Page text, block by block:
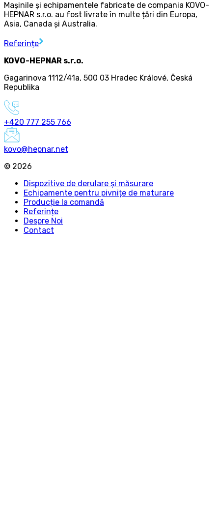
Mașinile și echipamentele fabricate de compania KOVO-
HEPNAR s.r.o. au fost livrate în multe țări din Europa,
Asia, Canada și Australia.
Referințe
KOVO-HEPNAR s.r.o.
Gagarinova 1112/41a, 500 03 Hradec Králové, Česká
Republika
+420 777 255 766
kovo@hepnar.net
© 2026
Dispozitive de derulare și măsurare
Echipamente pentru pivnițe de maturare
Producție la comandă
Referințe
Despre Noi
Contact